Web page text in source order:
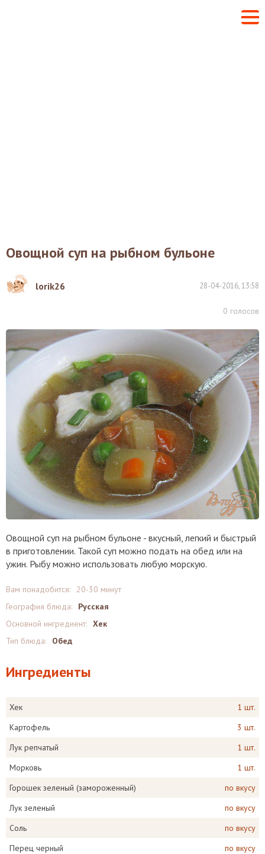
Овощной суп на рыбном бульоне
lorik26 28-04-2016, 13:58
0 голосов
Овощной суп на рыбном бульоне - вкусный, легкий и быстрый
в приготовлении. Такой суп можно подать на обед или на
ужин. Рыбу можно использовать любую морскую.
Вам понадобится:
20-30 минут
География блюда:
Русская
Основной ингредиент: Хек
Тип блюда:
Обед
Ингредиенты
Хек
1 шт.
Картофель
3 шт.
Лук репчатый
1 шт.
Морковь
1 шт.
Горошек зеленый (замороженный)
по вкусу
Лук зеленый
по вкусу
Соль
по вкусу
Перец черный
по вкусу